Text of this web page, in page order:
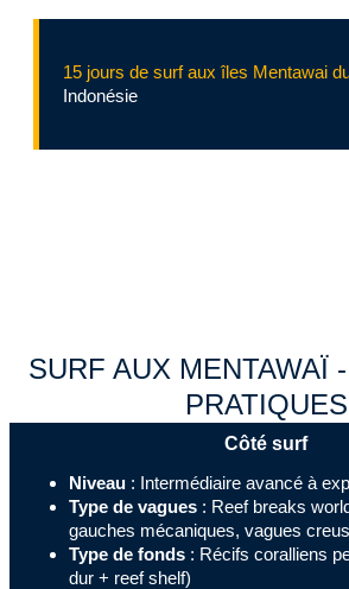
15 jours de surf aux îles Mentawai
Indonésie
SURF AUX MENTAWAÏ
PRATIQUES
Côté surf
Niveau : Intermédiaire avancé à
Type de vagues : Reef breaks
gauches mécaniques, vagues
Type de fonds : Récifs coralliens
dur + reef shelf)